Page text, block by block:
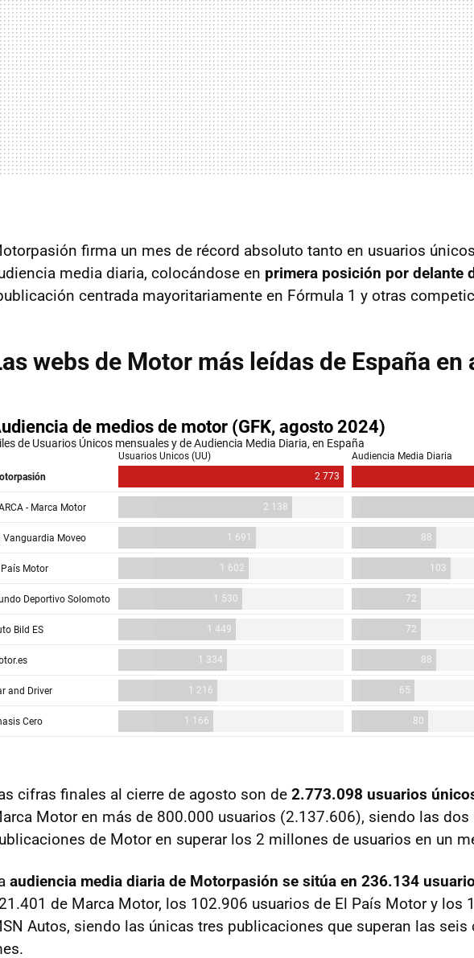
firma un mes de récord absoluto tanto en usuarios
media diaria, colocándose en primera posición por delante
centrada mayoritariamente en Fórmula 1 y otras
webs de Motor más leídas de España en
cifras finales al cierre de agosto son de 2.773.098 usuarios
Motor en más de 800.000 usuarios (2.137.606), siendo las dos
de Motor en superar los 2 millones de usuarios en un
audiencia media diaria de Motorpasión se sitúa en 236.134
de Marca Motor, los 102.906 usuarios de El País Motor y los
Autos, siendo las únicas tres publicaciones que superan las